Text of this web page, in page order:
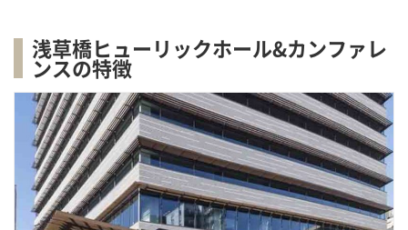
浅草橋ヒューリックホール&カンファレ
ンスの特徴